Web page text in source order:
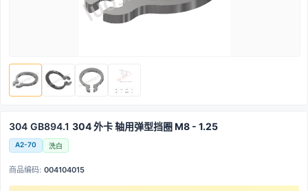
304 GB894.1 304 外卡 轴用弹型挡圈 M8 - 1.25
A2-70 洗白
商品编码: 004104015